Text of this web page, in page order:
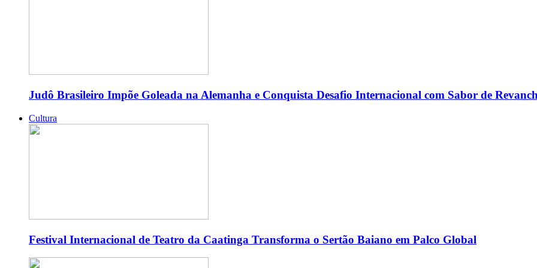
Judô Brasileiro Impõe Goleada na Alemanha e Conquista Desafio Internacional com Sabor de
Cultura
Festival Internacional de Teatro da Caatinga Transforma o Sertão Baiano em Palco Global